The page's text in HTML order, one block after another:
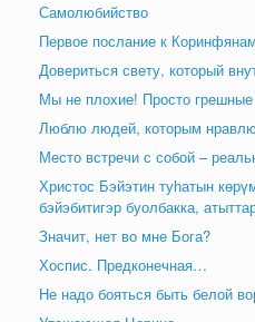
Самолюбийство
Первое послание к
Довериться свету, который
Мы не плохие! Просто грешные
Люблю людей, которым
Место встречи с собой –
Христос Бэйэтин туһатын
бэйэбитигэр буолбакка,
Значит, нет во мне Бога?
Хоспис. Предконечная…
Не надо бояться быть белой